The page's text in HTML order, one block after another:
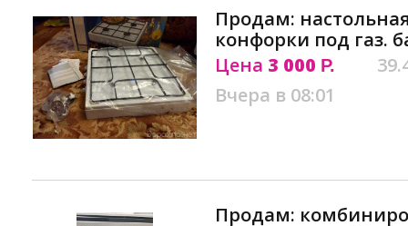
Продам:
конфорки под газ.
Цена 3 000 Р.
Вчера в 08:01
Продам: